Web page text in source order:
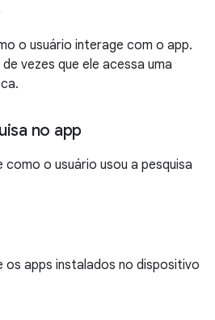
o usuário interage com o app.
vezes que ele acessa uma
no app
o usuário usou a pesquisa
apps instalados no dispositivo